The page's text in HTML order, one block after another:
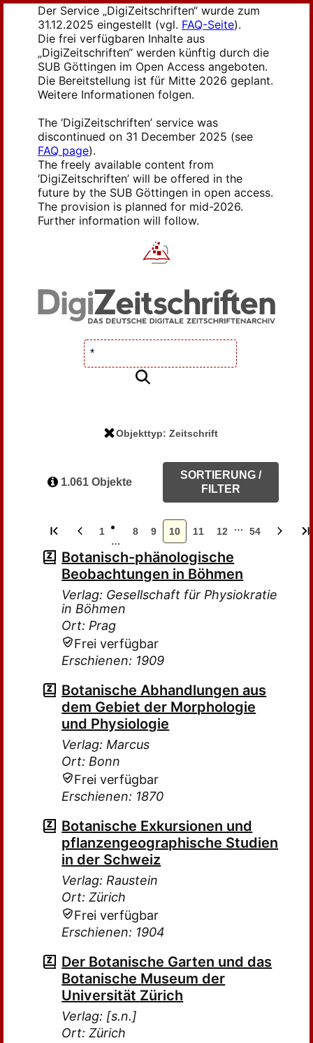
Der Service „DigiZeitschriften“ wurde zum
31.12.2025 eingestellt (vgl. FAQ-Seite).
Die frei verfügbaren Inhalte aus
„DigiZeitschriften“ werden künftig durch die
SUB Göttingen im Open Access angeboten.
Die Bereitstellung ist für Mitte 2026 geplant.
Weitere Informationen folgen.
The ‘DigiZeitschriften’ service was
discontinued on 31 December 2025 (see
FAQ page).
The freely available content from
‘DigiZeitschriften’ will be offered in the
future by the SUB Göttingen in open access.
The provision is planned for mid-2026.
Further information will follow.
Objekttyp: Zeitschrift
1.061 Objekte
SORTIERUNG /
FILTER
1
…
8 9 10 11 12 … 54
Botanisch-phänologische
Beobachtungen in Böhmen
Verlag: Gesellschaft für Physiokratie
in Böhmen
Ort: Prag
Frei verfügbar
Erschienen: 1909
Botanische Abhandlungen aus
dem Gebiet der Morphologie
und Physiologie
Verlag: Marcus
Ort: Bonn
Frei verfügbar
Erschienen: 1870
Botanische Exkursionen und
pflanzengeographische Studien
in der Schweiz
Verlag: Raustein
Ort: Zürich
Frei verfügbar
Erschienen: 1904
Der Botanische Garten und das
Botanische Museum der
Universität Zürich
Verlag: [s.n.]
Ort: Zürich